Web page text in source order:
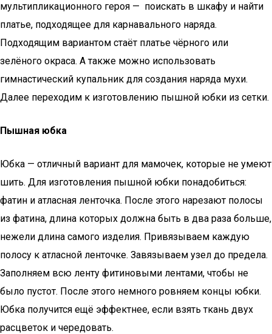
мультипликационного героя — поискать в шкафу и найти
платье, подходящее для карнавального наряда.
Подходящим вариантом стаёт платье чёрного или
зелёного окраса. А также можно использовать
гимнастический купальник для создания наряда мухи.
Далее переходим к изготовлению пышной юбки из сетки.
Пышная юбка
Юбка — отличный вариант для мамочек, которые не умеют
шить. Для изготовления пышной юбки понадобиться:
фатин и атласная ленточка. После этого нарезают полосы
из фатина, длина которых должна быть в два раза больше,
нежели длина самого изделия. Привязываем каждую
полосу к атласной ленточке. Завязываем узел до предела.
Заполняем всю ленту фитиновыми лентами, чтобы не
было пустот. После этого немного ровняем концы юбки.
Юбка получится ещё эффектнее, если взять ткань двух
расцветок и чередовать.